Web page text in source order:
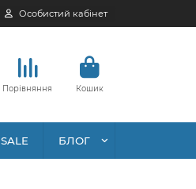
Особистий кабінет
Порівняння Кошик
SALE БЛОГ